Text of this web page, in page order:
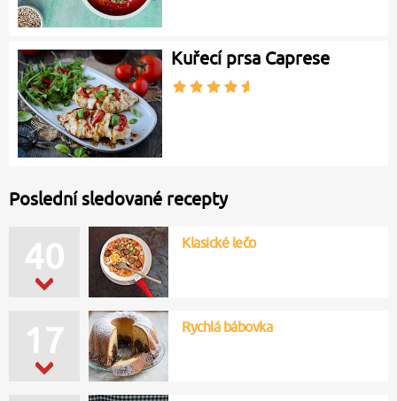
Kuřecí prsa Caprese
Poslední sledované recepty
40 Klasické lečo
17 Rychlá bábovka